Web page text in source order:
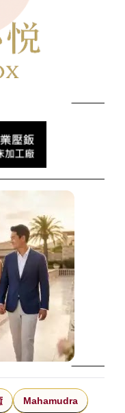
Mahamudra